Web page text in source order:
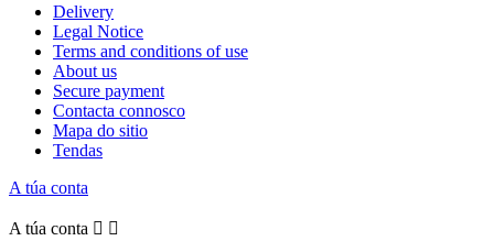
Delivery
Legal Notice
Terms and conditions of use
About us
Secure payment
Contacta connosco
Mapa do sitio
Tendas
A túa conta
A túa conta  